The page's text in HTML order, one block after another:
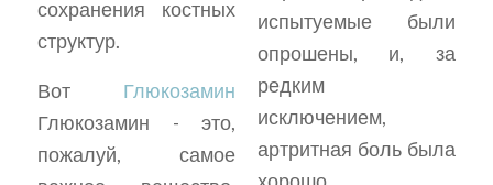
сохранения костных
структур.
Вот Глюкозамин
Глюкозамин - это,
пожалуй, самое
испытуемые были
опрошены, и, за
редким
исключением,
артритная боль была
хорошо